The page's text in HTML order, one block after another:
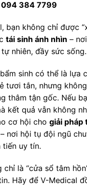
094 384 7799
bạn không chỉ được
tái sinh ánh nhìn –
nhiên, đầy sức sống.
sinh có thể là lựa
tươi tắn, nhưng
thâm tận gốc. Nếu
kết quả vẫn không
cơ hội cho giải pháp
– nơi hội tụ đội ngũ
tiến uy tín.
là “cửa sổ tâm
Hãy để V-Medical